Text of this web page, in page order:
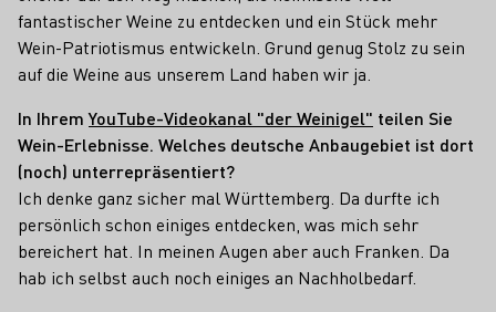
fantastischer Weine zu entdecken und ein Stück mehr
Wein-Patriotismus entwickeln. Grund genug Stolz zu sein
auf die Weine aus unserem Land haben wir ja.
In IhremYouTube-Videokanal "der Weinigel" teilen Sie
Wein-Erlebnisse. Welches deutsche Anbaugebiet ist dort
(noch) unterrepräsentiert?
Ich denke ganz sicher mal Württemberg. Da durfte ich
persönlich schon einiges entdecken, was mich sehr
bereichert hat. In meinen Augen aber auch Franken. Da
hab ich selbst auch noch einiges an Nachholbedarf.